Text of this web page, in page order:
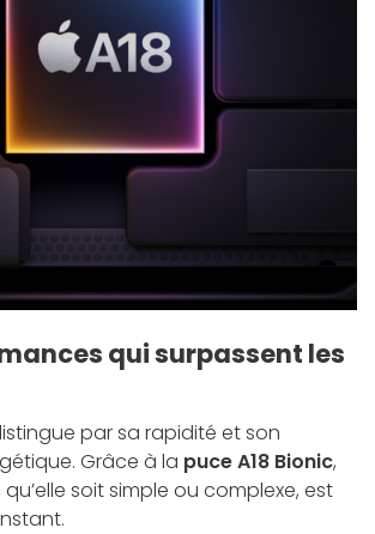
qui surpassent les
par sa rapidité et son
Grâce à la puce A18 Bionic,
soit simple ou complexe, est